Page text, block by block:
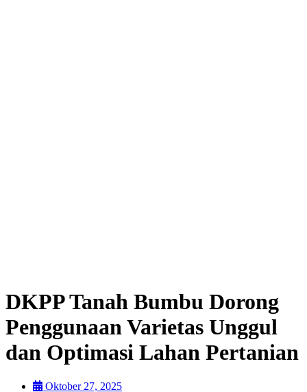
DKPP Tanah Bumbu Dorong
Penggunaan Varietas Unggul
dan Optimasi Lahan Pertanian
Oktober 27, 2025